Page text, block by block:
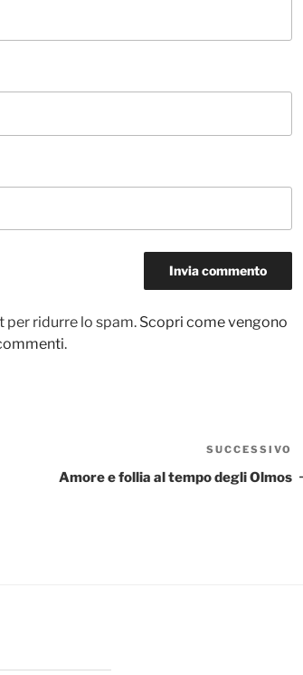
per ridurre lo spam. Scopri come vengono
.
SUCCESSIVO
Amore e follia al tempo degli Olmos